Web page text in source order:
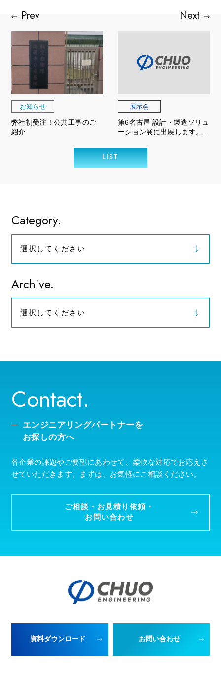
お知らせ
弊社初受注！公共工事のご
紹介
展示会
第6名古屋 設計・製造ソリュ
ーション展に出展します。...
LIST
Category.
選択してください
お知らせ
Archive.
選択してください
Contact.
エンジニアリングパートナーを
お探しの方へ
各企業の課題やご要望にあわせて、柔軟な対応でお応えさ
せていただきます。まずは、お気軽にご相談ください。
ご相談・お見積り依頼・
お問い合わせ
資料ダウンロード お問い合わせ